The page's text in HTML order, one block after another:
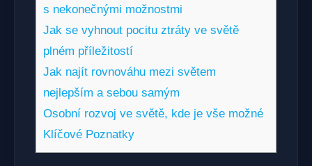
s nekonečnými možnostmi
Jak se vyhnout pocitu ztráty ve světě
plném příležitostí
Jak najít rovnováhu mezi světem
nejlepším a sebou samým
Osobní rozvoj ve světě, kde je vše možné
Klíčové Poznatky